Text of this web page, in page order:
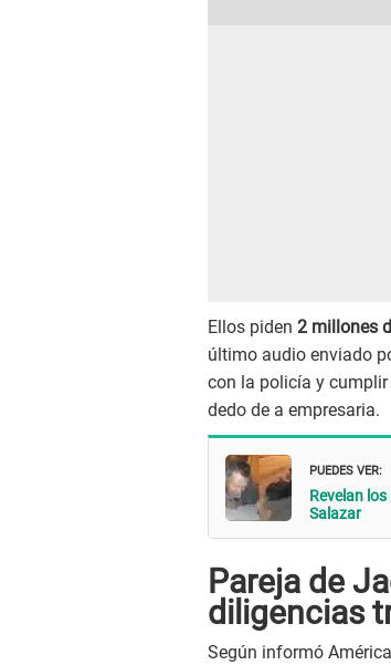
Ellos piden 2 millones
último audio enviado
con la policía y
dedo de a empresaria.
PUEDES VER:
Revelan
Salazar
Pareja de
diligencias
Según informó